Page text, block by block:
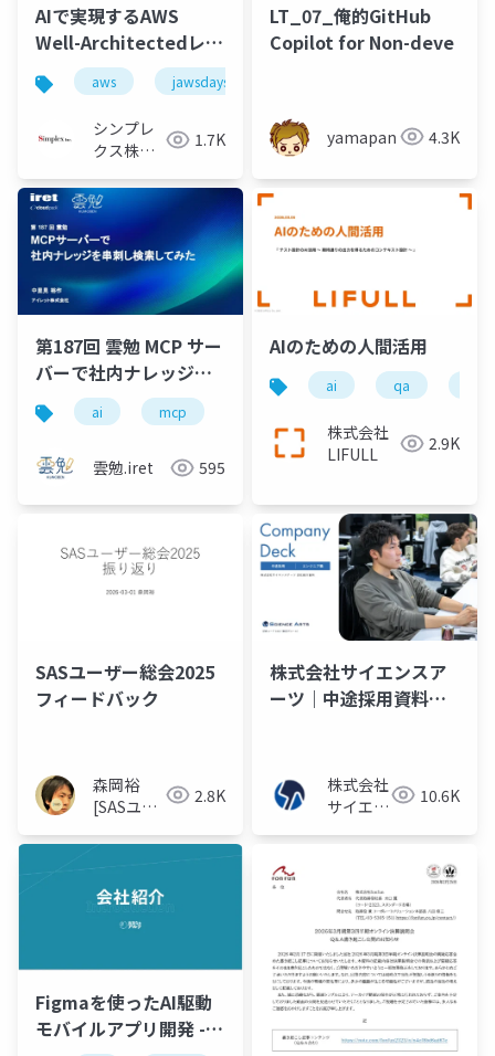
AIで実現するAWS
Well-Architectedレビ
ューの効率化～ナレッ
ジベースと生成AIを活
用した設計レビュー実
践～
aws jawsdays2026
シンプレ
クス株式
1.7K
LT_07_俺的GitHub
Copilot for Non-deve
yamapan 4.3K
第187回 雲勉 MCP サー
バーで社内ナレッジを
串刺し検索してみた
ai mcp
雲勉.iret 595
AIのための人間活用
ai qa
株式会社
LIFULL
2.9K
SASユーザー総会2025
フィードバック
森岡裕
[SASユー
世話人]
2.8K
株式会社サイエンスア
ーツ｜中途採用資料
株式会社
サイエン
10.6K
Figmaを使ったAI駆動
モバイルアプリ開発 -